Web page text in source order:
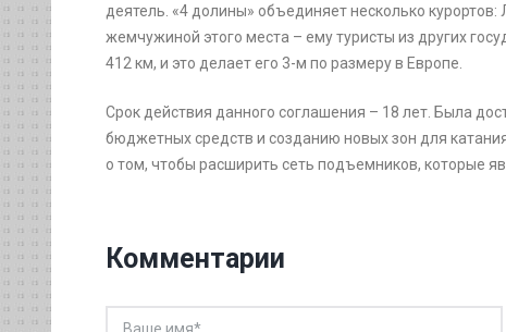
деятель. «4 долины» объединяет несколько
жемчужиной этого места – ему туристы из других
412 км, и это делает его 3-м по размеру в Европе.
Срок действия данного соглашения – 18 лет. Была
бюджетных средств и созданию новых зон для
о том, чтобы расширить сеть подъемников, которые
Комментарии